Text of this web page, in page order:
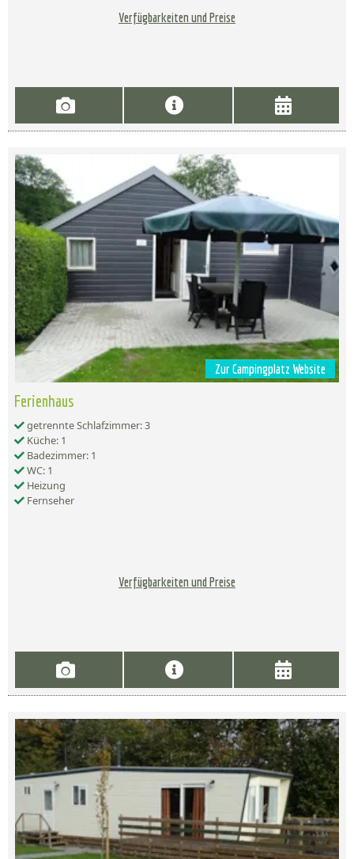
Verfügbarkeiten und Preise
Zur Campingplatz Website
Ferienhaus
getrennte Schlafzimmer: 3
Küche: 1
Badezimmer: 1
WC: 1
Heizung
Fernseher
Verfügbarkeiten und Preise